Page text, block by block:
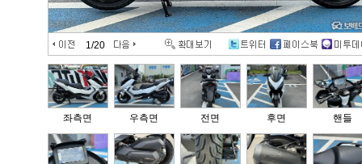
1/20
좌측면 우측면 전면 후면 핸들